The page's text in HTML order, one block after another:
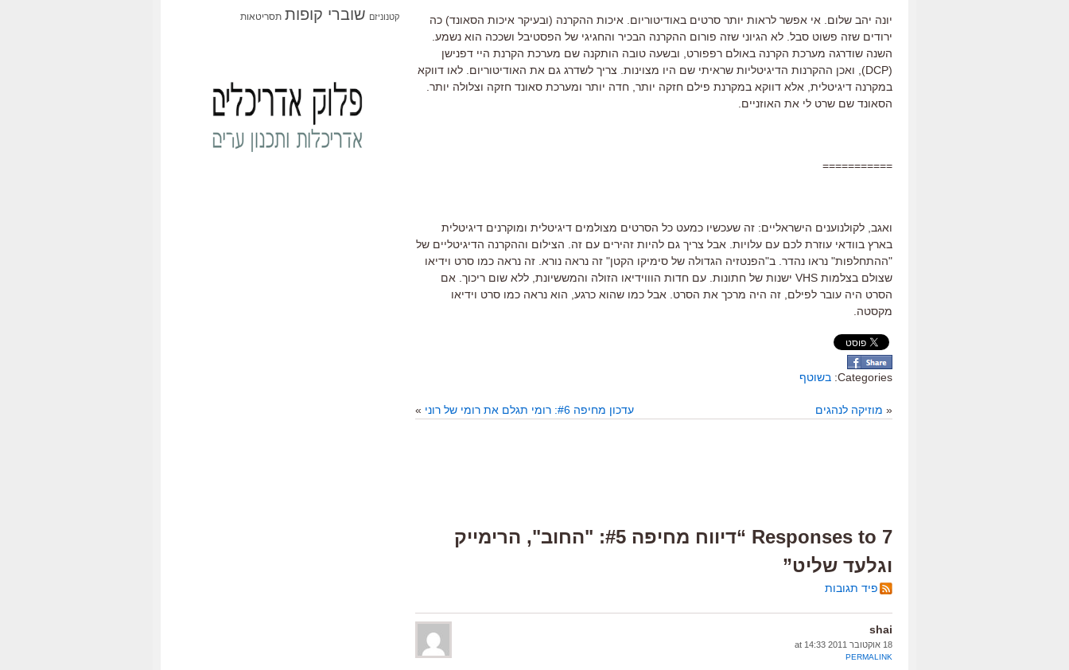
יונה יהב שלום. אי אפשר לראות יותר סרטים באודיטוריום. איכות ההקרנה (ובעיקר איכות הסאונד) כה
ירודים שזה פשוט סבל. לא הגיוני שזה פורום ההקרנה הבכיר והחגיגי של הפסטיבל ושככה הוא נשמע.
השנה שודרגה מערכת הקרנה באולם רפפורט, ובשעה טובה הותקנה שם מערכת הקרנת היי דפנישן
(DCP), ואכן ההקרנות הדיגיטליות שראיתי שם היו מצוינות. צריך לשדרג גם את האודיטוריום. לאו דווקא
במקרנה דיגיטלית, אלא דווקא במקרנת פילם חזקה יותר, חדה יותר ומערכת סאונד חזקה וצלולה יותר.
הסאונד שם שרט לי את האוזניים.
===========
ואגב, לקולנוענים הישראליים: זה שעכשיו כמעט כל הסרטים מצולמים דיגיטלית ומוקרנים דיגיטלית
בארץ בוודאי עוזרת לכם עם עלויות. אבל צריך גם להיות זהירים עם זה. הצילום וההקרנה הדיגיטליים של
"ההתחלפות" נראו נהדר. ב"הפנטזיה הגדולה של סימיקו הקטן" זה נראה נורא. זה נראה כמו סרט וידיאו
שצולם בצלמות VHS ישנות של חתונות. עם חדות הוווידיאו הזולה והמששיונת, ללא שום ריכוך. אם
הסרט היה עובר לפילם, זה היה מרכך את הסרט. אבל כמו שהוא כרגע, הוא נראה כמו סרט וידיאו
מקסטה.
Categories: בשוטף
« מוזיקה לנהגים עדכון מחיפה #6: רומי תגלם את רומי של רוני »
7 Responses to “דיווח מחיפה #5: "החוב", הרימייק
וגלעד שליט”
פיד תגובות
shai
18 אוקטובר 2011 at 14:33
PERMALINK
קטנוניזם שוברי קופות תסריטאות